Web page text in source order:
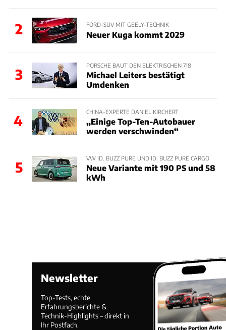
2 FORD-SUV MIT GEELY-TECHNIK
Neuer Kuga kommt 2029
3
PORSCHE BAUT DEN ELEKTRISCHEN 718
Michael Leiters bestätigt
Umdenken
4
CHINA-EXPERTE DANIEL KIRCHERT
„Einige Top-Ten-Autobauer
werden verschwinden“
5
VW ID. BUZZ PURE UND ID. BUZZ PURE CARGO
Neue Variante mit 190 PS und 58
kWh
Newsletter
Top-Tests, echte
Erfahrungsberichte &
Technik-Highlights – direkt in
Ihr Postfach.